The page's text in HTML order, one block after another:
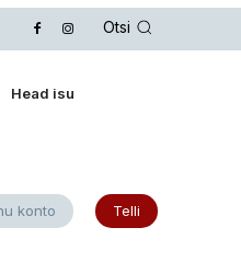
Otsi
Head isu
konto Telli